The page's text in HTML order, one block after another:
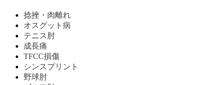
捻挫・肉離れ
オスグット病
テニス肘
成長痛
TFCC損傷
シンスプリント
野球肘